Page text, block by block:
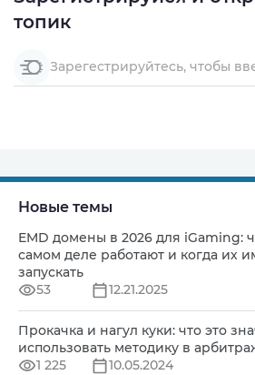
топик
Зарегестрируйтесь, чтобы
Новые темы
EMD домены в 2026 для iGaming:
самом деле работают и когда их
запускать
53
12.21.2025
Прокачка и нагул куки: что это
использовать методику в
1 225
10.05.2024